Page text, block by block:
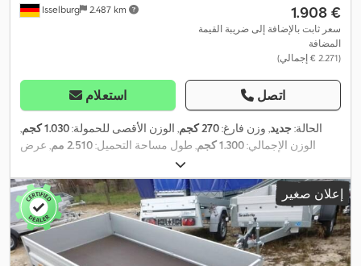
Isselburg 2.487 km ‏1.908 €
سعر ثابت بالإضافة إلى ضريبة القيمة
المضافة
(‏2.271 € إجمالي)
استعلام اتصل
الحالة:جديد, وزن فارغ:270 كجم , الوزن الأقصى للحمولة:1.030 كجم
,
الوزن الإجمالي:1.300 كجم , طول مساحة التحميل:2.510 مم
, عرض
, ارتفاع مساحة التحميل:
التحميل:1,3 م³ , لون:فضي, ارتفاع البناء:970 مم , العرض التشغيلي:1.850
مم, إعلان صغير